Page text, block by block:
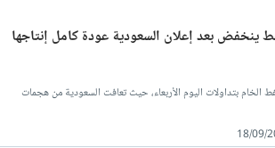
ينخفض بعد إعلان السعودية عودة كامل إنتاجها
الخام بتداولات اليوم الأربعاء، حيث تعافت السعودية من هجمات
18/09/